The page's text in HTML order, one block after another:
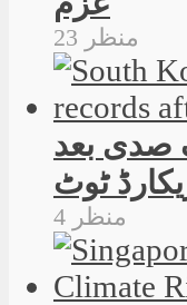
23 منظر
صدی بعد
4 منظر